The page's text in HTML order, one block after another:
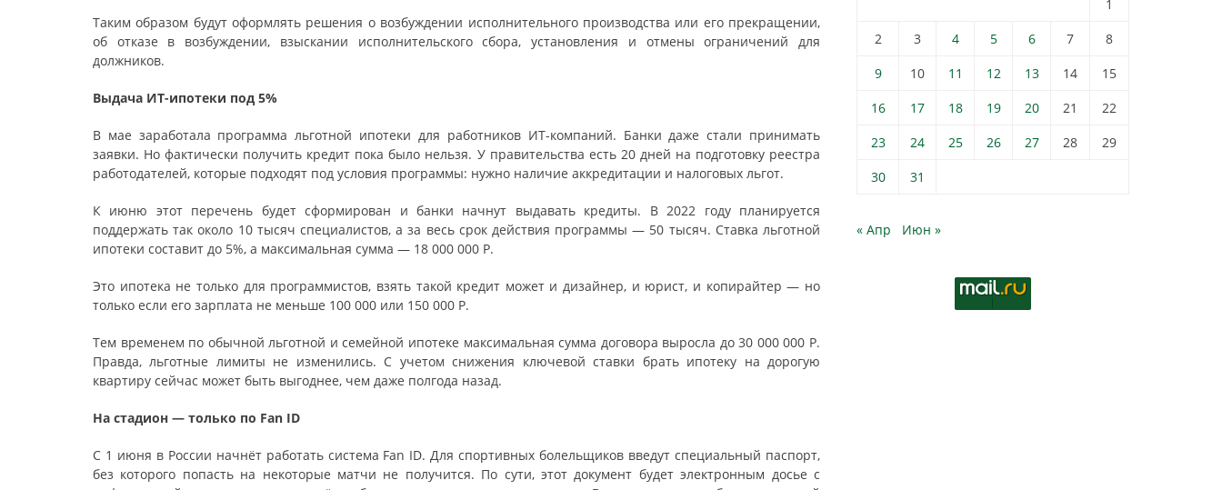
Таким образом будут оформлять решения о возбуждении исполнительного производства или его прекращении,
об отказе в возбуждении, взыскании исполнительского сбора, установления и отмены ограничений для
должников.
Выдача ИТ-ипотеки под 5%
В мае заработала программа льготной ипотеки для работников ИТ-компаний. Банки даже стали принимать
заявки. Но фактически получить кредит пока было нельзя. У правительства есть 20 дней на подготовку реестра
работодателей, которые подходят под условия программы: нужно наличие аккредитации и налоговых льгот.
К июню этот перечень будет сформирован и банки начнут выдавать кредиты. В 2022 году планируется
поддержать так около 10 тысяч специалистов, а за весь срок действия программы — 50 тысяч. Ставка льготной
ипотеки составит до 5%, а максимальная сумма — 18 000 000 Р.
Это ипотека не только для программистов, взять такой кредит может и дизайнер, и юрист, и копирайтер — но
только если его зарплата не меньше 100 000 или 150 000 Р.
Тем временем по обычной льготной и семейной ипотеке максимальная сумма договора выросла до 30 000 000 Р.
Правда, льготные лимиты не изменились. С учетом снижения ключевой ставки брать ипотеку на дорогую
квартиру сейчас может быть выгоднее, чем даже полгода назад.
На стадион — только по Fan ID
С 1 июня в России начнёт работать система Fan ID. Для спортивных болельщиков введут специальный паспорт,
без которого попасть на некоторые матчи не получится. По сути, этот документ будет электронным досье с
1
2
3 4 5 6 7
8
9
10 11 12 13 14
15
16
17 18 19 20 21
22
23
24 25 26 27 28
29
30
31
« Апр Июн »